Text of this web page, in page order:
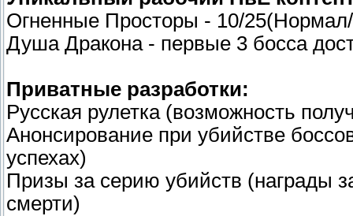
Огненные Просторы - 10/
Душа Дракона - первые 3 босса
Приватные разработки:
Русская рулетка (возможность
Анонсирование при убийстве
успехах)
Призы за серию убийств (награды
смерти)